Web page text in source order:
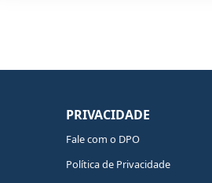
PRIVACIDADE
Fale com o DPO
Política de Privacidade